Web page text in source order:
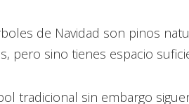
de Navidad son pinos
pero sino tienes espacio
tradicional sin embargo